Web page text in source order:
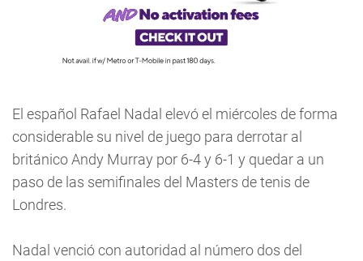
El español Rafael Nadal elevó el miércoles de forma
considerable su nivel de juego para derrotar al
británico Andy Murray por 6-4 y 6-1 y quedar a un
paso de las semifinales del Masters de tenis de
Londres.
Nadal venció con autoridad al número dos del